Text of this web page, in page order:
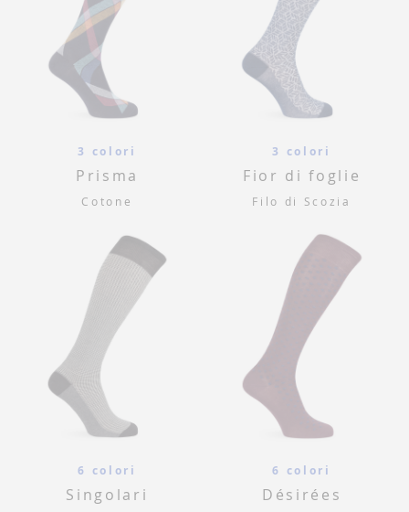
3 colori
Prisma
Cotone
3 colori
Fior di foglie
Filo di Scozia
6 colori
Singolari
6 colori
Désirées